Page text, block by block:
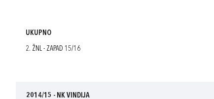
UKUPNO
2. ŽNL - ZAPAD 15/16
2014/15 - NK VINDIJA